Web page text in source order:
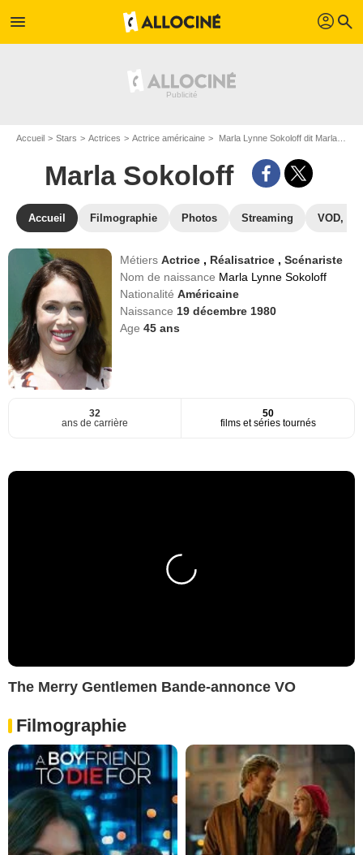
menu profil search
Accueil Stars Actrices Actrice américaine Marla Lynne Sokoloff dit Marla Sokoloff
Marla Sokoloff
Accueil Filmographie Photos Streaming VOD,
MétiersActrice , Réalisatrice ,Scénariste
Nom de naissance Marla Lynne Sokoloff
NationalitéAméricaine
Naissance 19 décembre 1980
Age45 ans
32
ans de carrière
50
films et séries tournés
The Merry Gentlemen Bande-annonce VO
Filmographie